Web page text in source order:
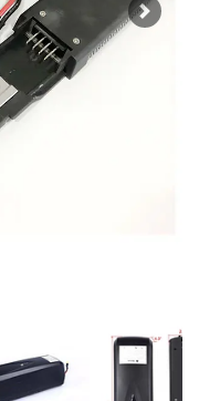
Next